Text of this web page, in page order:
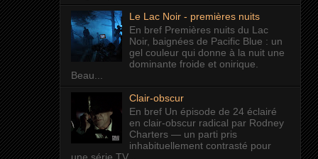
Le Lac Noir - premières nuits
En bref Premières nuits du Lac
Noir, baignées de Pacific Blue : un
gel couleur qui donne à la nuit une
dominante froide et onirique.
Beau...
Clair-obscur
En bref Un épisode de 24 éclairé
en clair-obscur radical par Rodney
Charters — un parti pris
inhabituellement contrasté pour
une série TV...